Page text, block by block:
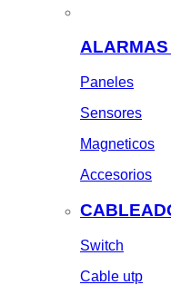
ALARMAS
Paneles
Sensores
Magneticos
Accesorios
Switch
Cable utp